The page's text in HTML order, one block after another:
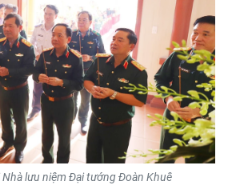
nghệ
lưu niệm Đại tướng Đoàn Khuê